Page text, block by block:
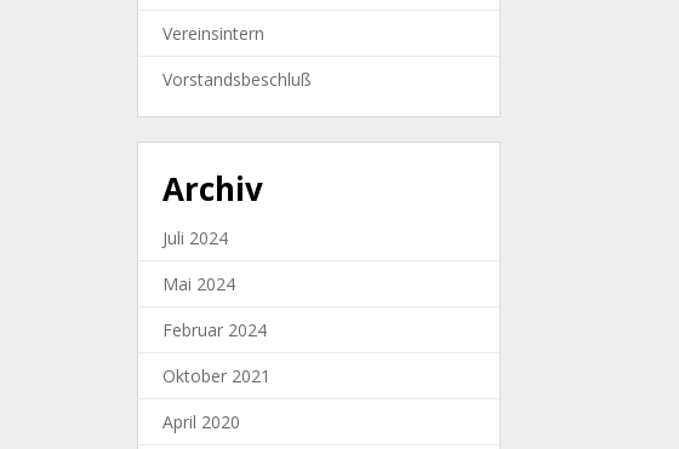
Vereinsintern
Vorstandsbeschluß
Archiv
Juli 2024
Mai 2024
Februar 2024
Oktober 2021
April 2020